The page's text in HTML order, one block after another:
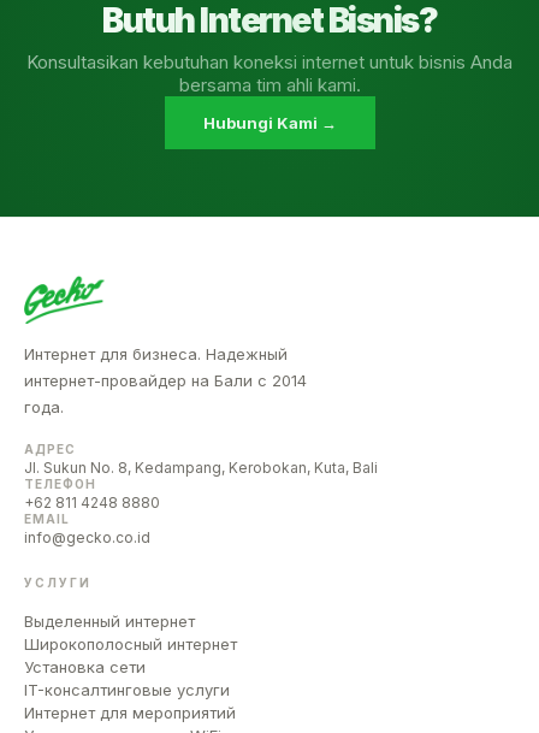
Butuh Internet Bisnis?
Konsultasikan kebutuhan koneksi internet untuk bisnis Anda
bersama tim ahli kami.
Hubungi Kami →
Интернет для бизнеса. Надежный
интернет-провайдер на Бали с 2014
года.
АДРЕС
Jl. Sukun No. 8, Kedampang, Kerobokan, Kuta, Bali
ТЕЛЕФОН
+62 811 4248 8880
EMAIL
info@gecko.co.id
УСЛУГИ
Выделенный интернет
Широкополосный интернет
Установка сети
IT-консалтинговые услуги
Интернет для мероприятий